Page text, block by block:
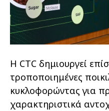
Η CTC δημιουργεί
τροποποιημένες
κυκλοφορώντας για
χαρακτηριστικά